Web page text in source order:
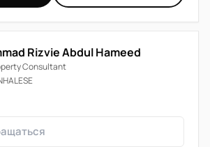
Rizvie Abdul Hameed
Consultant